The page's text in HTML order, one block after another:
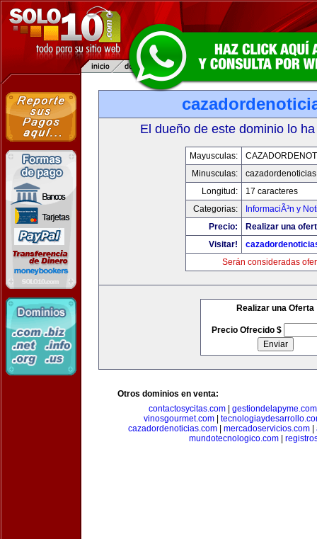
El dueño de este dominio lo
Mayusculas:
Minusculas:
Longitud:
17 caracteres
Categorias:
InformaciÃ³n y
Precio:
Realizar una
Visitar!
Serán consideradas
Realizar una Oferta
Precio Ofrecido $
Otros dominios en venta:
contactosycitas.com| gestiondelapyme.com
vinosgourmet.com
cazadordenoticias.com
mercadoservicios.com
mundotecnologico.com|